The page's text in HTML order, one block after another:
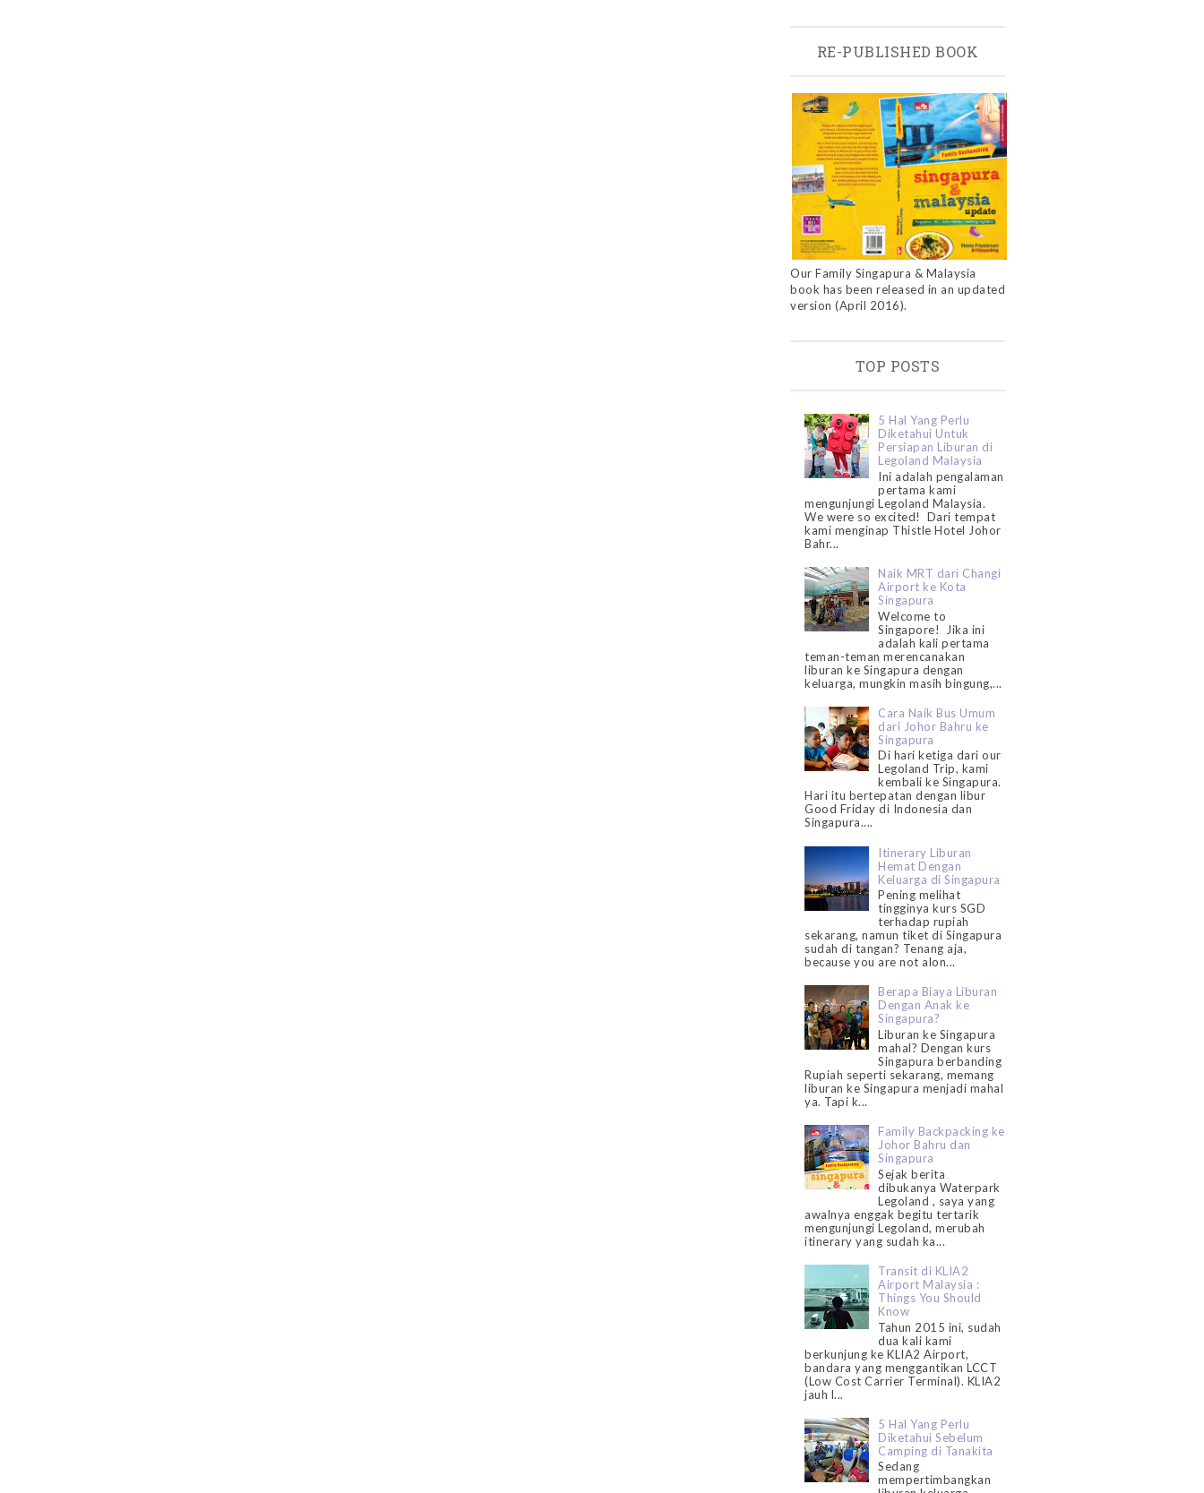
RE-PUBLISHED BOOK
Our Family Singapura & Malaysia
book has been released in an updated
version (April 2016).
TOP POSTS
5 Hal Yang Perlu
Diketahui Untuk
Persiapan Liburan di
Legoland Malaysia
Ini adalah pengalaman
pertama kami
mengunjungi Legoland Malaysia.
We were so excited! Dari tempat
kami menginap Thistle Hotel Johor
Bahr...
Naik MRT dari Changi
Airport ke Kota
Singapura
Welcome to
Singapore! Jika ini
adalah kali pertama
teman-teman merencanakan
liburan ke Singapura dengan
keluarga, mungkin masih bingung,...
Cara Naik Bus Umum
dari Johor Bahru ke
Singapura
Di hari ketiga dari our
Legoland Trip, kami
kembali ke Singapura.
Hari itu bertepatan dengan libur
Good Friday di Indonesia dan
Singapura....
Itinerary Liburan
Hemat Dengan
Keluarga di Singapura
Pening melihat
tingginya kurs SGD
terhadap rupiah
sekarang, namun tiket di Singapura
sudah di tangan? Tenang aja,
because you are not alon...
Berapa Biaya Liburan
Dengan Anak ke
Singapura?
Liburan ke Singapura
mahal? Dengan kurs
Singapura berbanding
Rupiah seperti sekarang, memang
liburan ke Singapura menjadi mahal
ya. Tapi k...
Family Backpacking ke
Johor Bahru dan
Singapura
Sejak berita
dibukanya Waterpark
Legoland , saya yang
awalnya enggak begitu tertarik
mengunjungi Legoland, merubah
itinerary yang sudah ka...
Transit di KLIA2
Airport Malaysia :
Things You Should
Know
Tahun 2015 ini, sudah
dua kali kami
berkunjung ke KLIA2 Airport,
bandara yang menggantikan LCCT
(Low Cost Carrier Terminal). KLIA2
jauh l...
5 Hal Yang Perlu
Diketahui Sebelum
Camping di Tanakita
Sedang
mempertimbangkan